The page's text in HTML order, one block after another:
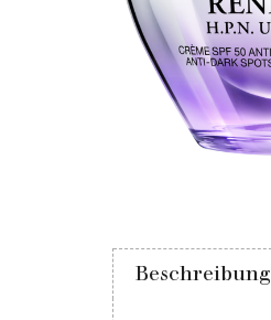
Beschreibung